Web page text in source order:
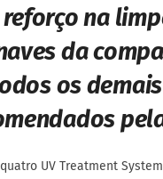
na
da
os
UV Treatment